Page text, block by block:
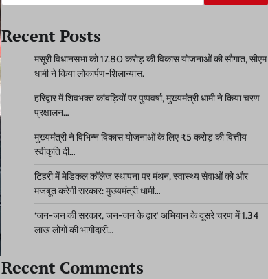
Recent Posts
मसूरी विधानसभा को 17.80 करोड़ की विकास योजनाओं की सौगात, सीएम
धामी ने किया लोकार्पण-शिलान्यास.
हरिद्वार में शिवभक्त कांवड़ियों पर पुष्पवर्षा, मुख्यमंत्री धामी ने किया चरण
प्रक्षालन…
मुख्यमंत्री ने विभिन्न विकास योजनाओं के लिए ₹5 करोड़ की वित्तीय
स्वीकृति दी…
टिहरी में मेडिकल कॉलेज स्थापना पर मंथन, स्वास्थ्य सेवाओं को और
मजबूत करेगी सरकार: मुख्यमंत्री धामी…
‘जन-जन की सरकार, जन-जन के द्वार’ अभियान के दूसरे चरण में 1.34
लाख लोगों की भागीदारी…
Recent Comments